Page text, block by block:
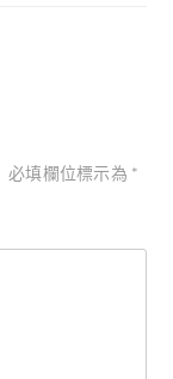
必填欄位標示為 *